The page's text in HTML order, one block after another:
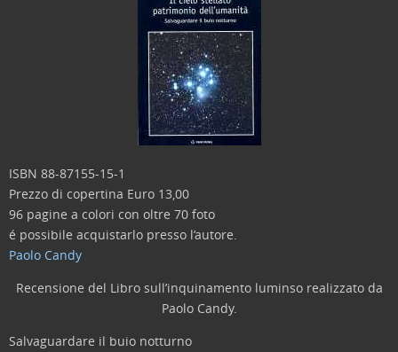
ISBN 88-87155-15-1
Prezzo di copertina Euro 13,00
96 pagine a colori con oltre 70 foto
é possibile acquistarlo presso l’autore.
Paolo Candy
Recensione del Libro sull’inquinamento luminso realizzato da
Paolo Candy.
Salvaguardare il buio notturno